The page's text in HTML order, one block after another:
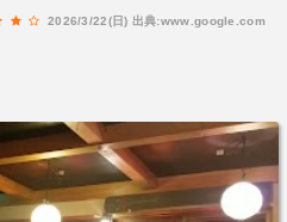
2026/3/22(日) 出典:www.google.com